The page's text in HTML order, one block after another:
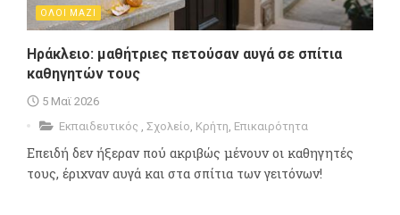
ΟΛΟΙ ΜΑΖΙ
Ηράκλειο: μαθήτριες πετούσαν αυγά σε σπίτια
καθηγητών τους
5 Μαϊ 2026
Εκπαιδευτικός , Σχολείο, Κρήτη, Επικαιρότητα
Επειδή δεν ήξεραν πού ακριβώς μένουν οι καθηγητές
τους, έριχναν αυγά και στα σπίτια των γειτόνων!